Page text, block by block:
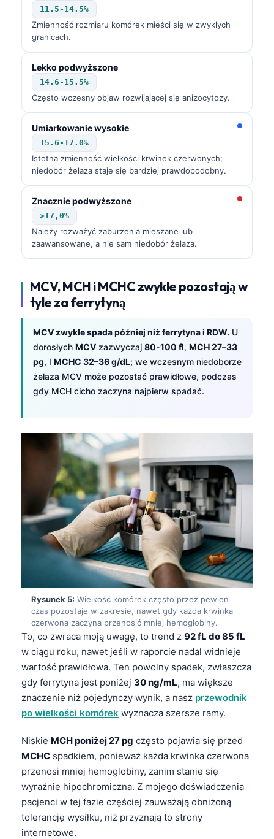
11.5-14.5%
Zmienność rozmiaru komórek mieści się w zwykłych
granicach.
Lekko podwyższone
14.6-15.5%
Często wczesny objaw rozwijającej się anizocytozy.
Umiarkowanie wysokie
15.6-17.0%
Istotna zmienność wielkości krwinek czerwonych;
niedobór żelaza staje się bardziej prawdopodobny.
Znacznie podwyższone
>17,0%
Należy rozważyć zaburzenia mieszane lub
zaawansowane, a nie sam niedobór żelaza.
MCV, MCH i MCHC zwykle pozostają w
tyle za ferrytyną
MCV zwykle spada później niż ferrytyna i RDW. U
dorosłych MCV zazwyczaj 80-100 fl, MCH 27–33
pg, I MCHC 32–36 g/dL; we wczesnym niedoborze
żelaza MCV może pozostać prawidłowe, podczas
gdy MCH cicho zaczyna najpierw spadać.
Rysunek 5: Wielkość komórek często przez pewien
czas pozostaje w zakresie, nawet gdy każda krwinka
czerwona zaczyna przenosić mniej hemoglobiny.
To, co zwraca moją uwagę, to trend z 92 fL do 85 fL
w ciągu roku, nawet jeśli w raporcie nadal widnieje
wartość prawidłowa. Ten powolny spadek, zwłaszcza
gdy ferrytyna jest poniżej 30 ng/mL, ma większe
znaczenie niż pojedynczy wynik, a nasz przewodnik
po wielkości komórek wyznacza szersze ramy.
Niskie MCH poniżej 27 pg często pojawia się przed
MCHC spadkiem, ponieważ każda krwinka czerwona
przenosi mniej hemoglobiny, zanim stanie się
wyraźnie hipochromiczna. Z mojego doświadczenia
pacjenci w tej fazie częściej zauważają obniżoną
tolerancję wysiłku, niż przyznają to strony
internetowe.
ไทย
ဗမာစာ
ភាសាខ្មែរ
Kiswahili
O‘zbekcha
Català
Қазақ тілі
Suomi
Hrvatski
Slovenčina
كوردی‎
سنڌي
සිංහල
অসমীয়া
Galego
Latviešu valoda
Македонски јазик
العربية المغربية
Afrikaans
ພາສາລາວ
Basa Jawa
ئۇيغۇرچە
Кыргызча
Татар теле
Esperanto
Frysk
Norsk bokmål